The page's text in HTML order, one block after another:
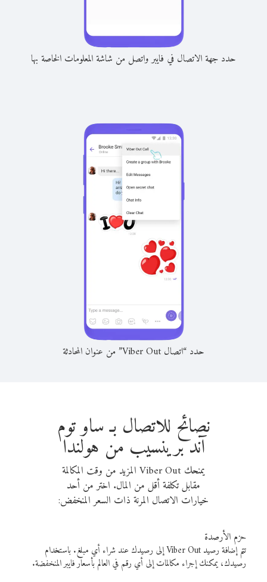
حدد جهة الاتصال في فايبر واتصل من شاشة المعلومات الخاصة بها
حدد “اتصال Viber Out” من عنوان المحادثة
نصائح للاتصال بـ ساو توم
آند برينسيب من هولندا
يمنحك Viber Out المزيد من وقت المكالمة
مقابل تكلفة أقل من المال. اختر من أحد
خيارات الاتصال المرنة ذات السعر المنخفض:
حزم الأرصدة
تتم إضافة رصيد Viber Out إلى رصيدك عند شراء أي مبلغ. باستخدام
رصيدك، يمكنك إجراء مكالمات إلى أي رقم في العالم بأسعار فايبر المنخفضة.